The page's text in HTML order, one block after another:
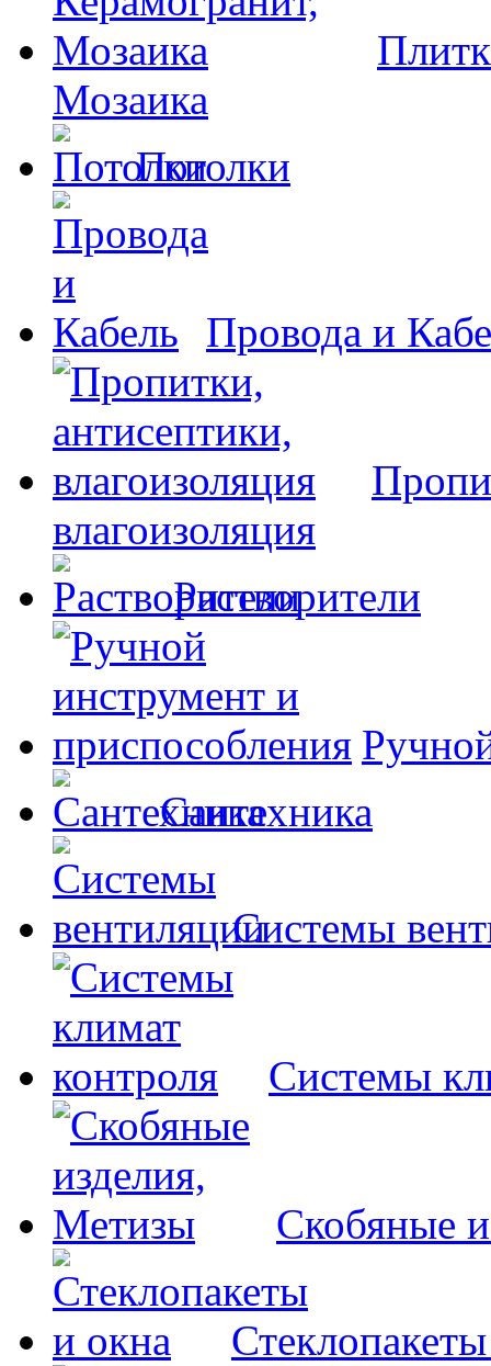
Мозаика
Потолки
Провода и
влагоизоляция
Растворители
Сантехника
Системы
Системы
Скобяные